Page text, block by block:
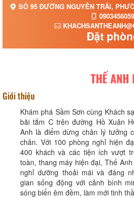
SỐ 95 ĐƯỜNG NGUYỄN TRÃI,
0903456059
Đặt
THẾ ANH
Giới thiệu
Khám phá Sầm Sơn cùng Khách
bãi tắm C trên đường Hồ Xuân
Anh là điểm dừng chân lý tưởng
chân. Với 100 phòng nghỉ hiện
400 khách và các tiện ích vượt
toàn, thang máy hiện đại, Thế
nghỉ dưỡng thoải mái và đáng
gian sống động với cảnh bình
sóng biển êm đềm, làm mới tinh